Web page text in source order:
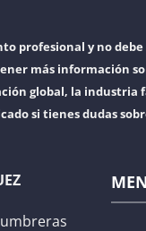
profesional y no debe
más información
global, la
si tienes dudas